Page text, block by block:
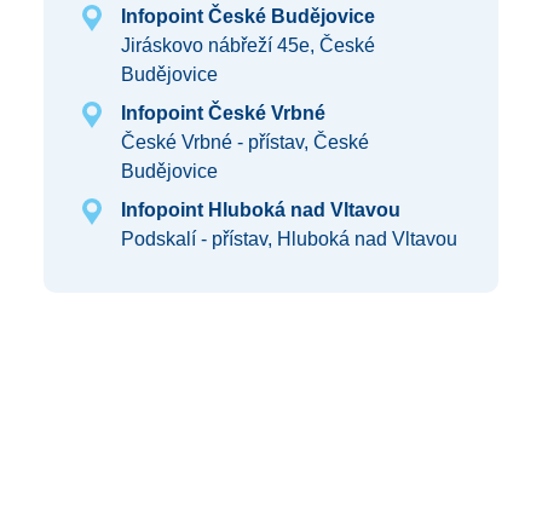
Infopoint České Budějovice
Jiráskovo nábřeží 45e, České
Budějovice
Infopoint České Vrbné
České Vrbné - přístav, České
Budějovice
Infopoint Hluboká nad Vltavou
Podskalí - přístav, Hluboká nad Vltavou